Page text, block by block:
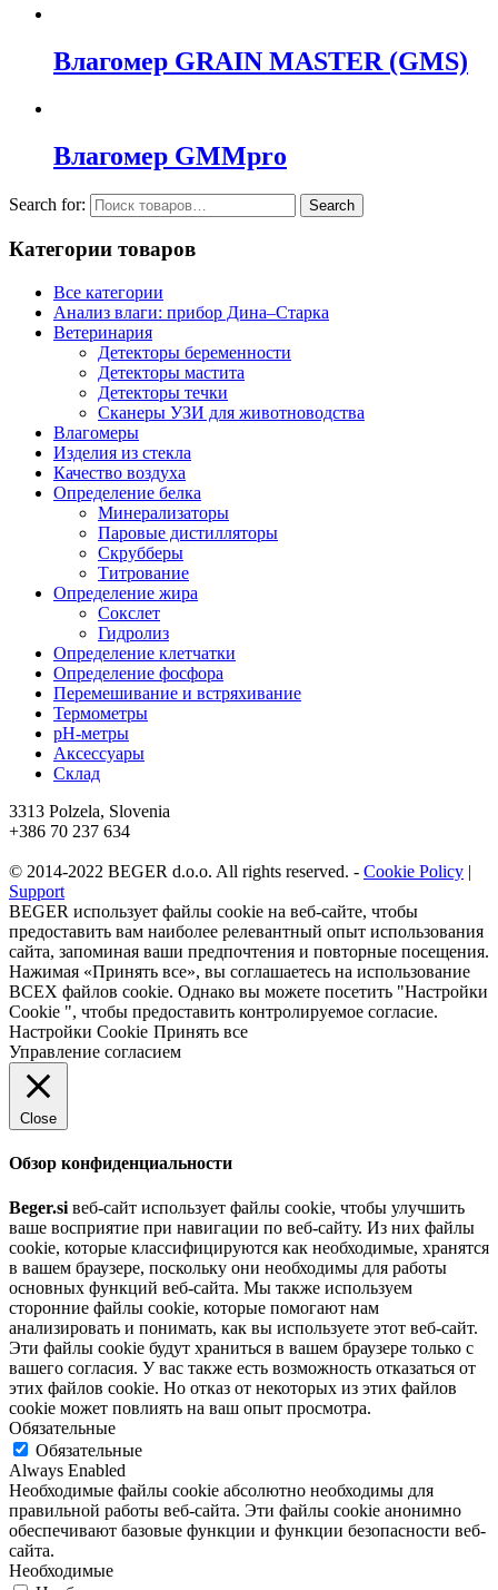
Влагомер GRAIN MASTER (GMS)
Влагомер GMMpro
Search for: Search
Категории товаров
Все категории
Анализ влаги: прибор Дина–Старка
Ветеринария
Детекторы беременности
Детекторы мастита
Детекторы течки
Сканеры УЗИ для животноводства
Влагомеры
Изделия из стекла
Качество воздуха
Определение белка
Минерализаторы
Паровые дистилляторы
Скрубберы
Титрование
Определение жира
Сокслет
Гидролиз
Определение клетчатки
Определение фосфора
Перемешивание и встряхивание
Термометры
pH-метры
Аксессуары
Склад
3313 Polzela, Slovenia
+386 70 237 634
© 2014-2022 BEGER d.o.o. All rights reserved. - Cookie Policy |
Support
BEGER использует файлы cookie на веб-сайте, чтобы
предоставить вам наиболее релевантный опыт использования
сайта, запоминая ваши предпочтения и повторные посещения.
Нажимая «Принять все», вы соглашаетесь на использование
ВСЕХ файлов cookie. Однако вы можете посетить "Настройки
Cookie ", чтобы предоставить контролируемое согласие.
Настройки Cookie Принять все
Управление согласием
Close
Обзор конфиденциальности
Beger.si веб-сайт использует файлы cookie, чтобы улучшить
ваше восприятие при навигации по веб-сайту. Из них файлы
cookie, которые классифицируются как необходимые, хранятся
в вашем браузере, поскольку они необходимы для работы
основных функций веб-сайта. Мы также используем
сторонние файлы cookie, которые помогают нам
анализировать и понимать, как вы используете этот веб-сайт.
Эти файлы cookie будут храниться в вашем браузере только с
вашего согласия. У вас также есть возможность отказаться от
этих файлов cookie. Но отказ от некоторых из этих файлов
cookie может повлиять на ваш опыт просмотра.
Обязательные
Обязательные
Always Enabled
Необходимые файлы cookie абсолютно необходимы для
правильной работы веб-сайта. Эти файлы cookie анонимно
обеспечивают базовые функции и функции безопасности веб-
сайта.
Необходимые